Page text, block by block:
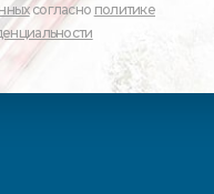
согласно политике